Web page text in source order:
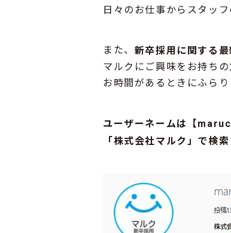
日々のお仕事からスタッ
また、 新卒採用に関する
マルクにご興味をお持ち
お時間があるときにふら
ユーザーネームは【
「株式会社マルク」で検索